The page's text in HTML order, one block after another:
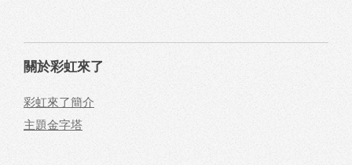
關於彩虹來了
彩虹來了簡介
主題金字塔